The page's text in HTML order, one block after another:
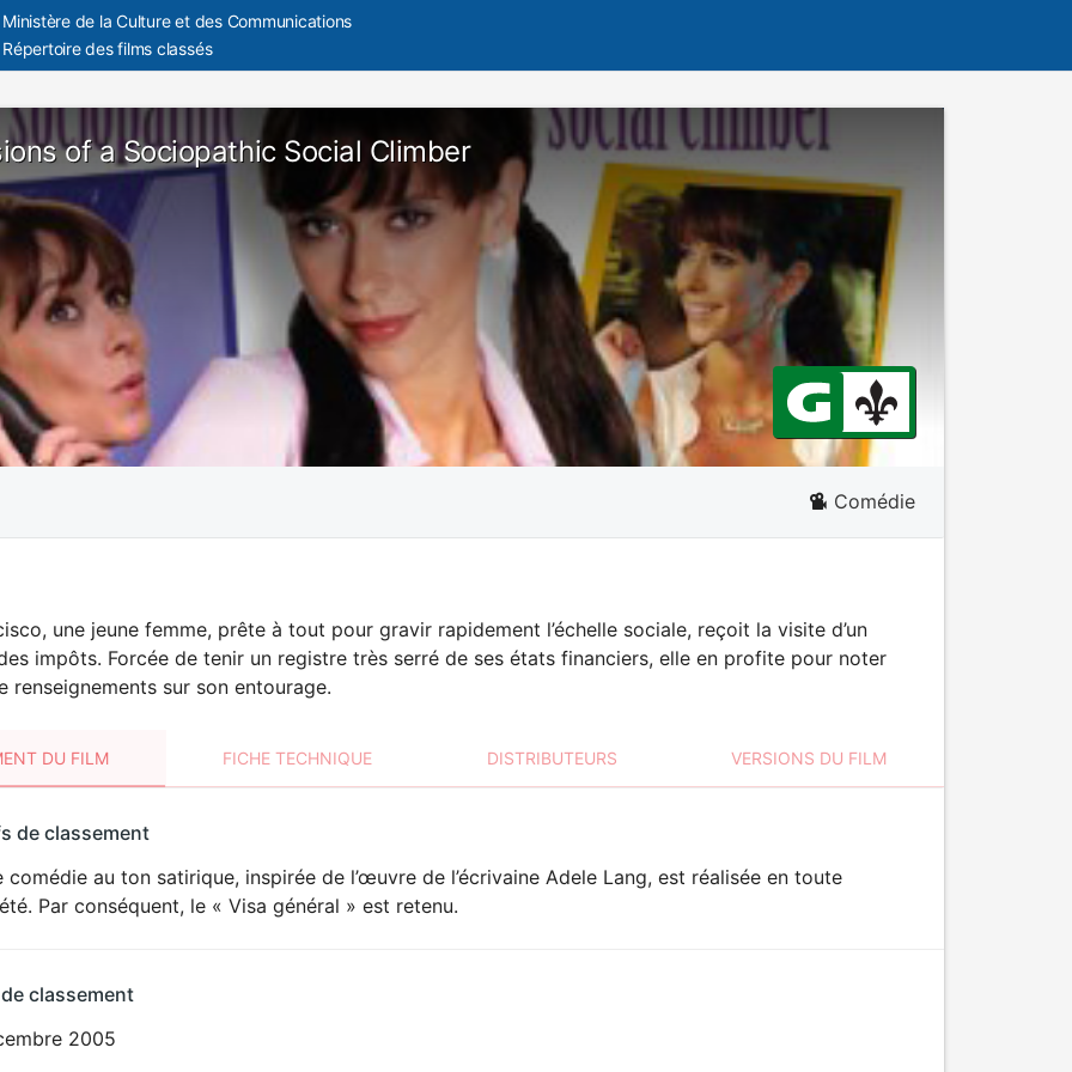
Ministère de la Culture et des Communications
Répertoire des films classés
of a Sociopathic Social Climber
Comédie
une jeune femme, prête à tout pour gravir rapidement l’échelle sociale, reçoit la visite d’un
impôts. Forcée de tenir un registre très serré de ses états financiers, elle en profite pour noter
renseignements sur son entourage.
DU FILM FICHE TECHNIQUE DISTRIBUTEURS VERSIONS DU FILM
de classement
comédie au ton satirique, inspirée de l’œuvre de l’écrivaine Adele Lang, est réalisée en toute
Par conséquent, le « Visa général » est retenu.
classement
2005